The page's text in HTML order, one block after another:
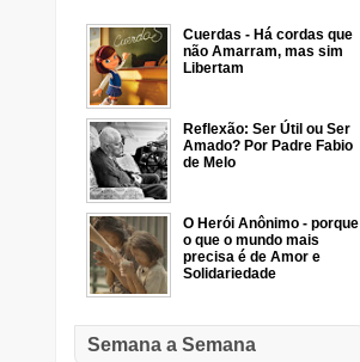
Cuerdas - Há cordas que
não Amarram, mas sim
Libertam
Reflexão: Ser Útil ou Ser
Amado? Por Padre Fabio
de Melo
O Herói Anônimo - porque
o que o mundo mais
precisa é de Amor e
Solidariedade
Semana a Semana